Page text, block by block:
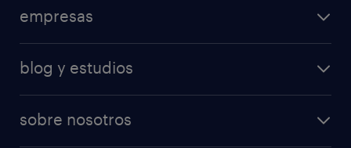
empresas
blog y estudios
sobre nosotros